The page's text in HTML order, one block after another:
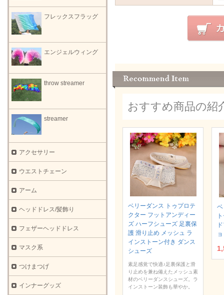
おすすめ商品の紹
ベリーダンス トゥプロテ
クター フットアンディー
ズ ハーフシューズ 足裏保
護 滑り止め メッシュ ラ
インストーン付き ダンス
シューズ
素足感覚で快適♪足裏保護と滑
り止めを兼ね備えたメッシュ素
材のベリーダンスシューズ。ラ
インストーン装飾も華やか。
フレックスフラッグ
エンジェルウィング
throw streamer
streamer
アクセサリー
ウエストチェーン
アーム
ヘッドドレス/髪飾り
フェザーヘッドドレス
マスク系
つけまつげ
インナーグッズ